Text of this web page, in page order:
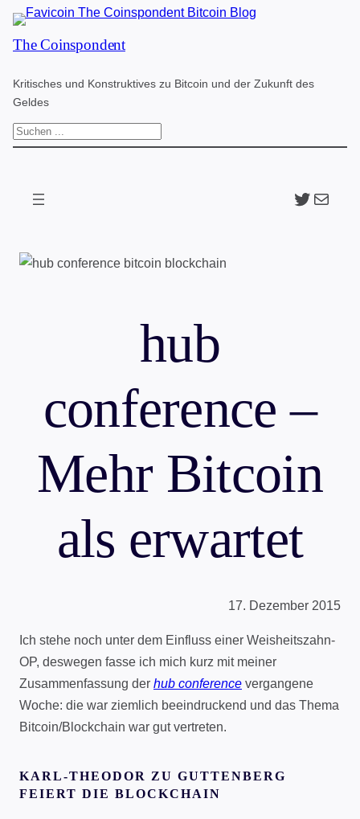
Zum
Inhalt
The Coinspondent
Kritisches und Konstruktives zu Bitcoin und der Zukunft des
Geldes
S
Twitter
The
hub
conference –
Mehr Bitcoin
als erwartet
17. Dezember 2015
Ich stehe noch unter dem Einfluss einer Weisheitszahn-
OP, deswegen fasse ich mich kurz mit meiner
Zusammenfassung der hub conference vergangene
Woche: die war ziemlich beeindruckend und das Thema
Bitcoin/Blockchain war gut vertreten.
KARL-THEODOR ZU GUTTENBERG
FEIERT DIE BLOCKCHAIN